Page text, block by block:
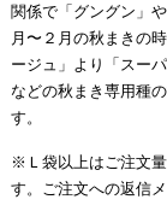
関係で「グングン」
月〜２月の秋まきの
ージュ」より「スー
などの秋まき専用種
す。
※Ｌ袋以上はご注文
す。ご注文への返信